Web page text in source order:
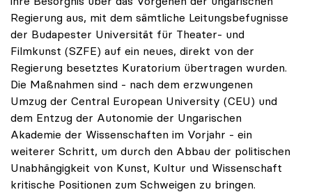
Regierung aus, mit dem sämtliche Leitungsbefugnisse
der Budapester Universität für Theater- und
Filmkunst (SZFE) auf ein neues, direkt von der
Regierung besetztes Kuratorium übertragen wurden.
Die Maßnahmen sind - nach dem erzwungenen
Umzug der Central European University (CEU) und
dem Entzug der Autonomie der Ungarischen
Akademie der Wissenschaften im Vorjahr - ein
weiterer Schritt, um durch den Abbau der politischen
Unabhängigkeit von Kunst, Kultur und Wissenschaft
kritische Positionen zum Schweigen zu bringen.